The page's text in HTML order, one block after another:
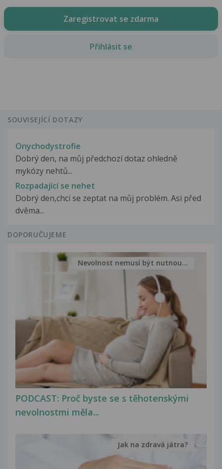
Zaregistrovat se zdarma
Přihlásit se
SOUVISEJÍCÍ DOTAZY
Onychodystrofie
Dobrý den, na můj předchozí dotaz ohledně
mykózy nehtů...
Rozpadající se nehet
Dobrý den,chci se zeptat na můj problém. Asi před
dvěma...
DOPORUČUJEME
PODCAST: Proč byste se s těhotenskými
nevolnostmi měla...
Nevolnost nemusí být nutnou...
Jak na zdravá játra?